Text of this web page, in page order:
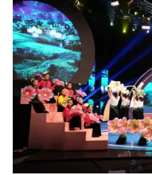
Cơ quan chủ quản:
Đài
Cơ quan báo chí:
Thời
Giấy phép hoạt động báo
cấp ngày 29/12/2023
Tổng Biên tập:Vũ Thanh
Phó Tổng Biên tập:
Nguyễn Trọng Ninh